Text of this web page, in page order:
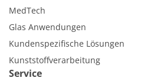
MedTech
Glas Anwendungen
Kundenspezifische Lösungen
Kunststoffverarbeitung
Service